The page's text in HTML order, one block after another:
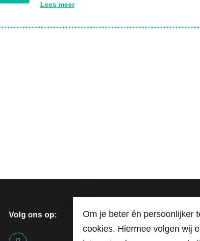
Om je beter én persoonlijker
cookies. Hiermee volgen wij
Lees meer
Volg ons op: